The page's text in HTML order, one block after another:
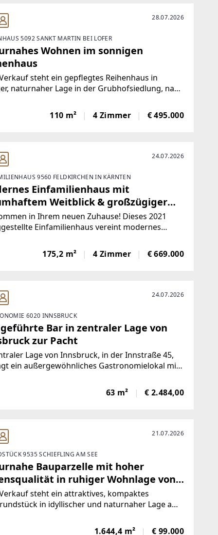
28.07.2026
5092 SANKT MARTIN BEI LOFER
Wohnen im sonnigen
steht ein gepflegtes Reihenhaus in
naturnaher Lage in der Grubhofsiedlung, nahe
von 110m² bietet die Immobile
Platz für Familien, Paare und
110 m² 4 Zimmer € 495.000
24.07.2026
9560 FELDKIRCHEN IN KÄRNTEN
Einfamilienhaus mit
Weitblick & großzügiger
in Ihrem neuen Zuhause! Dieses 2021
Einfamilienhaus vereint modernes
Raumaufteilung mit einer idyllischen
in Oberglan bei Feldkirchen. Auf rund 175
175,2 m² 4 Zimmer € 669.000
24.07.2026
6020 INNSBRUCK
Bar in zentraler Lage von
zur Pacht
Lage von Innsbruck, in der Innstraße 45,
ein außergewöhnliches Gastronomielokal mit
eignet sich ideal für Betreiber, Investoren
Gastronomen, die ein bestehendes,
63 m² € 2.484,00
21.07.2026
9535 SCHIEFLING AM SEE
Bauparzelle mit hoher
in ruhiger Wohnlage von
am Wörthersee
steht ein attraktives, kompaktes
in idyllischer und naturnaher Lage am
befindet sich in absoluter Ruhelage
1.644,4 m² € 99.000